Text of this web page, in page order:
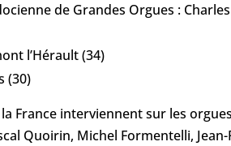
de Grandes Orgues :
l’Hérault (34)
(30)
France interviennent sur les
Quoirin, Michel Formentelli,